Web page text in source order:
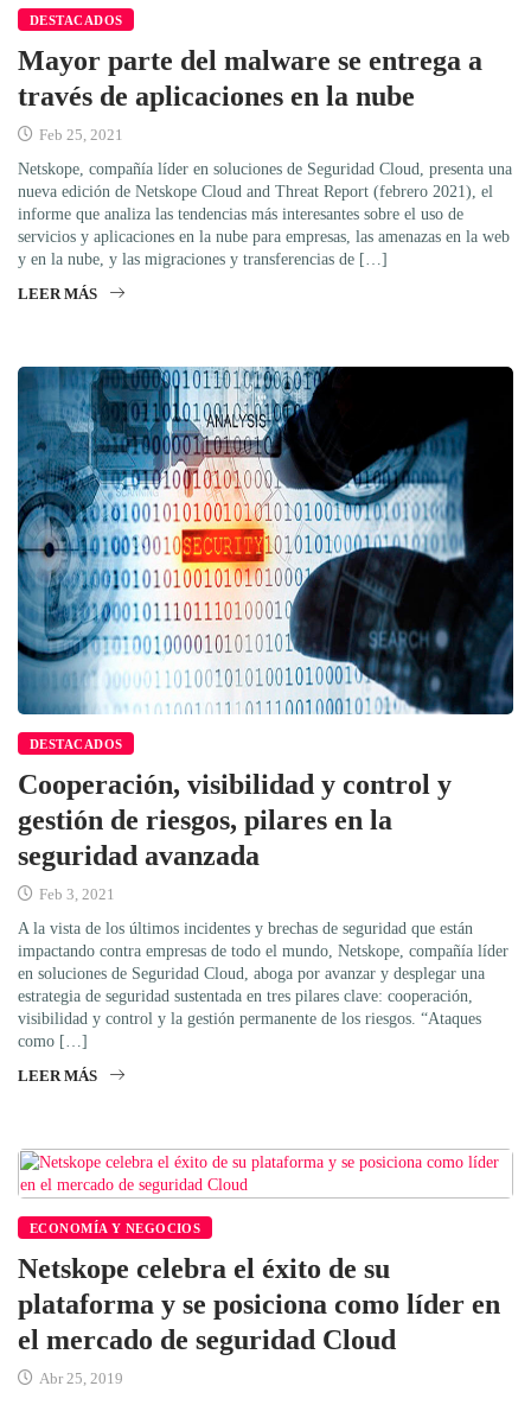
DESTACADOS
Mayor parte del malware se entrega a
través de aplicaciones en la nube
Feb 25, 2021
Netskope, compañía líder en soluciones de Seguridad Cloud, presenta una
nueva edición de Netskope Cloud and Threat Report (febrero 2021), el
informe que analiza las tendencias más interesantes sobre el uso de
servicios y aplicaciones en la nube para empresas, las amenazas en la web
y en la nube, y las migraciones y transferencias de […]
LEER MÁS
DESTACADOS
Cooperación, visibilidad y control y
gestión de riesgos, pilares en la
seguridad avanzada
Feb 3, 2021
A la vista de los últimos incidentes y brechas de seguridad que están
impactando contra empresas de todo el mundo, Netskope, compañía líder
en soluciones de Seguridad Cloud, aboga por avanzar y desplegar una
estrategia de seguridad sustentada en tres pilares clave: cooperación,
visibilidad y control y la gestión permanente de los riesgos. “Ataques
como […]
LEER MÁS
ECONOMÍA Y NEGOCIOS
Netskope celebra el éxito de su
plataforma y se posiciona como líder en
el mercado de seguridad Cloud
Abr 25, 2019